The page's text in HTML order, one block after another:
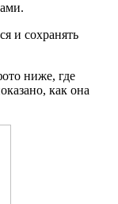
и сохранять
ниже, где
как она